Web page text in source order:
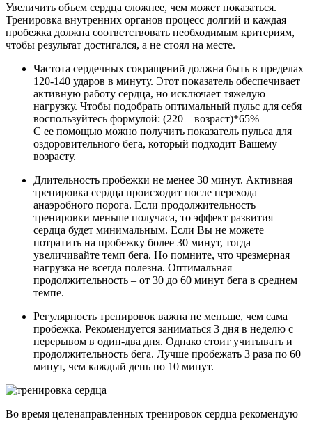
Увеличить объем сердца сложнее, чем может показаться.
Тренировка внутренних органов процесс долгий и каждая
пробежка должна соответствовать необходимым критериям,
чтобы результат достигался, а не стоял на месте.
Частота сердечных сокращений должна быть в пределах
120-140 ударов в минуту. Этот показатель обеспечивает
активную работу сердца, но исключает тяжелую
нагрузку. Чтобы подобрать оптимальный пульс для себя
воспользуйтесь формулой: (220 – возраст)*65%
С ее помощью можно получить показатель пульса для
оздоровительного бега, который подходит Вашему
возрасту.
Длительность пробежки не менее 30 минут. Активная
тренировка сердца происходит после перехода
анаэробного порога. Если продолжительность
тренировки меньше получаса, то эффект развития
сердца будет минимальным. Если Вы не можете
потратить на пробежку более 30 минут, тогда
увеличивайте темп бега. Но помните, что чрезмерная
нагрузка не всегда полезна. Оптимальная
продолжительность – от 30 до 60 минут бега в среднем
темпе.
Регулярность тренировок важна не меньше, чем сама
пробежка. Рекомендуется заниматься 3 дня в неделю с
перерывом в один-два дня. Однако стоит учитывать и
продолжительность бега. Лучше пробежать 3 раза по 60
минут, чем каждый день по 10 минут.
Во время целенаправленных тренировок сердца рекомендую